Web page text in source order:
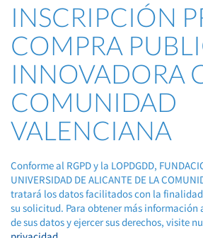
INSCRIPCIÓN
COMPRA
INNOVADORA
COMUNIDAD
VALENCIANA
Conforme al RGPD y la LOPDGDD,
UNIVERSIDAD DE ALICANTE DE LA
tratará los datos facilitados con la
su solicitud. Para obtener más
de sus datos y ejercer sus derechos, visite